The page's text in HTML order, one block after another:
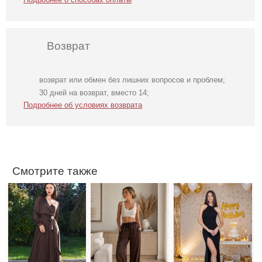
Возврат
возврат или обмен без лишних вопросов и проблем;
30 дней на возврат, вместо 14;
Подробнее об условиях возврата
Смотрите также
Атласное платье
миди длины на
запах с рукавом
Классические
шоколадные
шелковые летние